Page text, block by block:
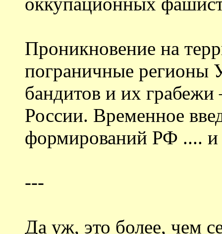
Проникновение на
пограничные регионы
бандитов и их грабежи
России. Временное
формирований РФ .... и
---
Да уж, это более, чем